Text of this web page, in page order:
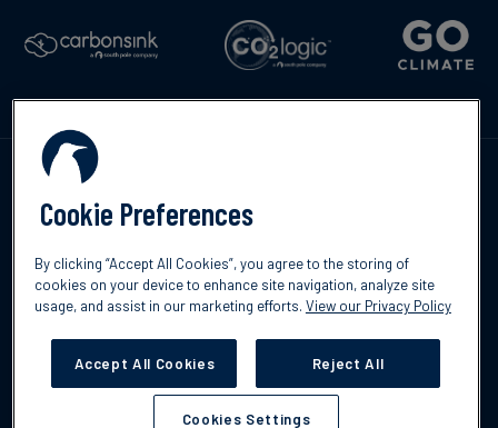
English
responsabilité
Cookie Preferences
By clicking “Accept All Cookies”, you agree to the storing of
cookies on your device to enhance site navigation, analyze site
usage, and assist in our marketing efforts. View our Privacy Policy
Accept All Cookies Reject All
Cookies Settings